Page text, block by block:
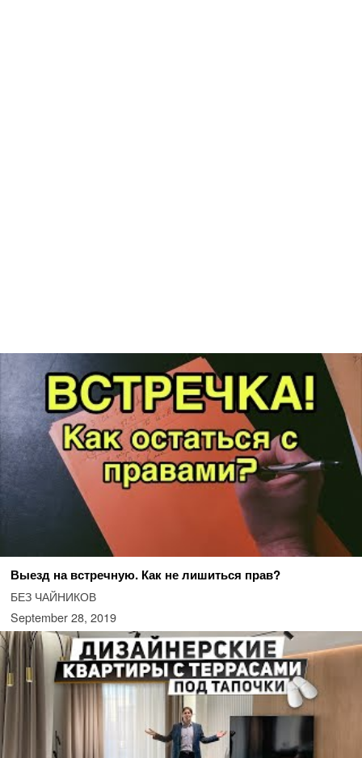
Выезд на встречную. Как не лишиться прав?
БЕЗ ЧАЙНИКОВ
September 28, 2019